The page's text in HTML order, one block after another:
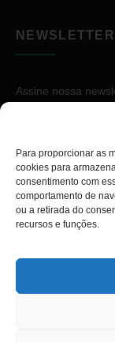
Para proporcionar as
cookies para
consentimento com
comportamento de
ou a retirada do
recursos e funções.
NEWSLETTER
Assine nossa
Copyright ©